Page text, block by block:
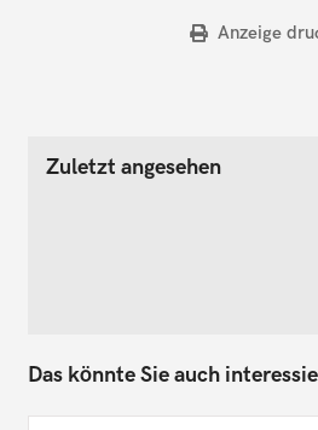
Anzeige
Zuletzt angesehen
Das könnte Sie auch